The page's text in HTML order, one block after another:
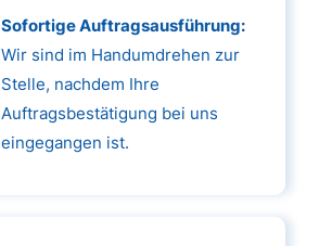
Sofortige Auftragsausführung:
Wir sind im Handumdrehen zur
Stelle, nachdem Ihre
Auftragsbestätigung bei uns
eingegangen ist.